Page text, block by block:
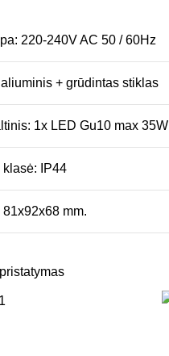
220-240V AC 50 / 60Hz
+ grūdintas stiklas
1x LED Gu10 max 35W
IP44
81x92x68 mm.